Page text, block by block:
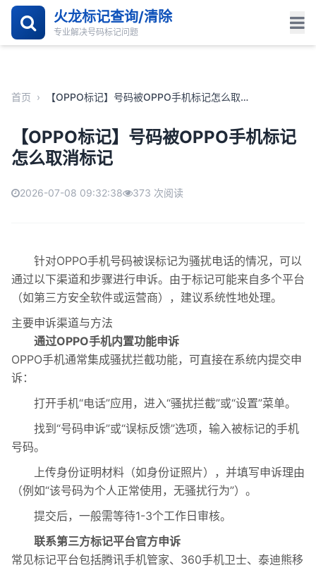
火龙标记查询/清除
专业解决号码标记问题
首页 › 【OPPO标记】号码被OPPO手机标记怎么取消标记
【OPPO标记】号码被OPPO手机标记
怎么取消标记
2026-07-08 09:32:38 373 次阅读
针对OPPO手机号码被误标记为骚扰电话的情况，可以
通过以下渠道和步骤进行申诉。由于标记可能来自多个平台
（如第三方安全软件或运营商），建议系统性地处理。
主要申诉渠道与方法
通过OPPO手机内置功能申诉
OPPO手机通常集成骚扰拦截功能，可直接在系统内提交申
诉：
打开手机“电话”应用，进入“骚扰拦截”或“设置”菜单。
找到“号码申诉”或“误标反馈”选项，输入被标记的手机
号码。
上传身份证明材料（如身份证照片），并填写申诉理由
（例如“该号码为个人正常使用，无骚扰行为”）。‌
提交后，一般需等待1-3个工作日审核。
联系第三方标记平台官方申诉
常见标记平台包括腾讯手机管家、360手机卫士、泰迪熊移